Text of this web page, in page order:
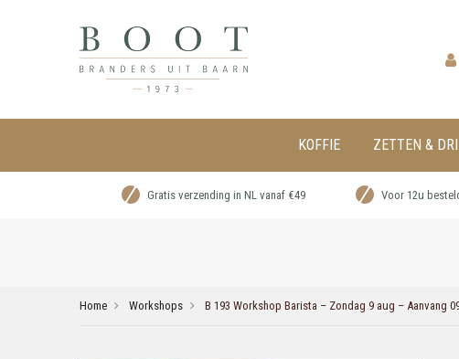
KOFFIE ZETTEN &
Gratis verzending in NL vanaf €49 Voor 12u
Home Workshops B 193 Workshop Barista – Zondag 9 aug – Aanvang